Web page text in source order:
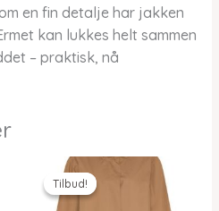
en fin detalje har jakken
kan lukkes helt sammen
– praktisk, nå
Tilbud!
Tilbud!